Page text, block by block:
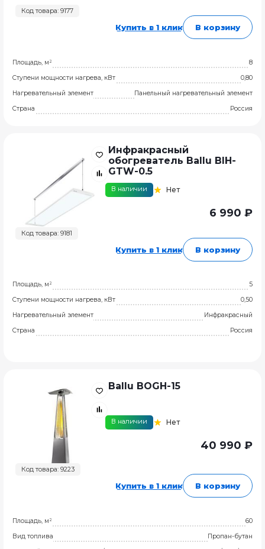
Код товара: 9177
Купить в 1 клик В корзину
Площадь, м²
8
Ступени мощности нагрева, кВт
0,80
Нагревательный элемент
Панельный нагревательный элемент
Страна
Россия
Код товара: 9181
Инфракрасный
обогреватель Ballu BIH-
GTW-0.5
В наличии Нет
6 990 ₽
Купить в 1 клик В корзину
Площадь, м²
5
Ступени мощности нагрева, кВт
0,50
Нагревательный элемент
Инфракрасный
Страна
Россия
Код товара: 9223
Ballu BOGH-15
В наличии Нет
40 990 ₽
Купить в 1 клик В корзину
Площадь, м²
60
Вид топлива
Пропан-бутан